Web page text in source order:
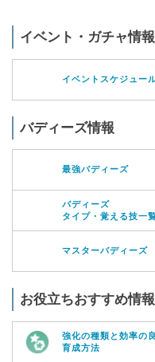
イベント・ガチャ情報
イベントスケジュー
バディーズ情報
最強バディーズ
バディーズ
タイプ・覚える技一
マスターバディーズ
お役立ちおすすめ情報
強化の種類と効率の
育成方法